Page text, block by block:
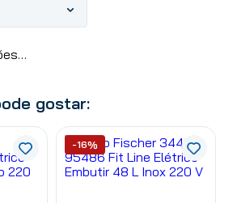
gostar:
-16%